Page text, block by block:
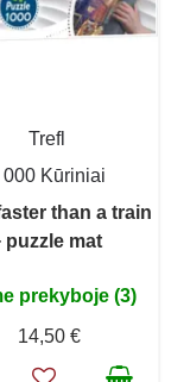
Trefl
000 Kūriniai
than a train
puzzle mat
prekyboje (3)
14,50 €